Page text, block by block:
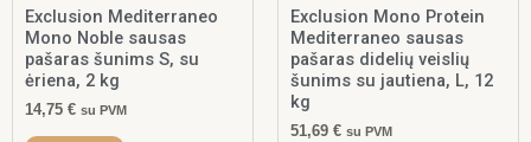
Exclusion Mediterraneo
Mono Noble sausas
pašaras šunims S, su
ėriena, 2 kg
14,75 € su PVM
Exclusion Mono Protein
Mediterraneo sausas
pašaras didelių veislių
šunims su jautiena, L, 12
kg
51,69 € su PVM